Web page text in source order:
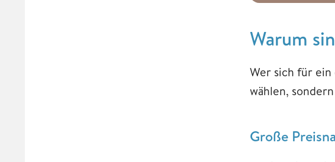
Warum
Wer sich für
wählen,
Große